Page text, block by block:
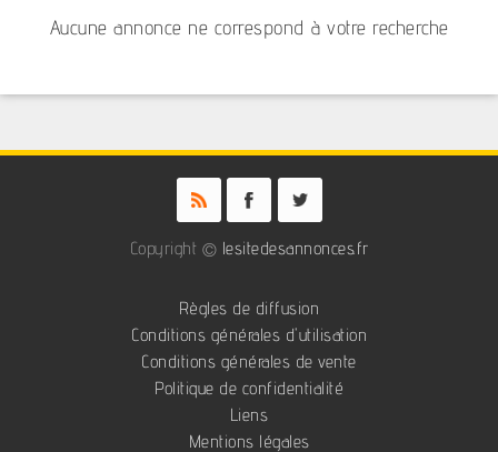
Aucune annonce ne correspond à votre recherche
Copyright © lesitedesannonces.fr
Règles de diffusion
Conditions générales d'utilisation
Conditions générales de vente
Politique de confidentialité
Liens
Mentions légales